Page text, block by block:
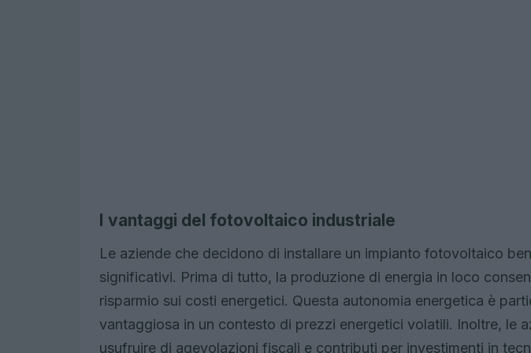
I vantaggi del fotovoltaico industriale
Le aziende che decidono di installare un impianto fotovoltaico
significativi. Prima di tutto, la produzione di energia in loco
risparmio sui costi energetici. Questa autonomia energetica è
vantaggiosa in un contesto di prezzi energetici volatili. Inoltre, le
usufruire di agevolazioni fiscali e contributi per investimenti in